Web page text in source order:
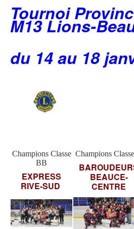
Tournoi
M13 Lions-
du 14 au 18
Champions Classe
BB
EXPRESS
RIVE-SUD
Champions
BEAUCE-
CENTRE